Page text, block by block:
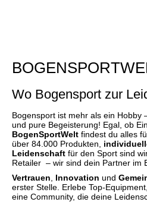
Wo Bogensport zur
Bogensport ist mehr als ein Hobby
und pure Begeisterung! Egal, ob
BogenSportWelt findest du alles
über 84.000 Produkten,
Leidenschaft für den Sport sind
Retailer – wir sind dein Partner im
Vertrauen
Innovation und
erster Stelle. Erlebe Top-
eine Community, die deine